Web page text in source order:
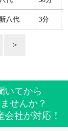
新八代 3分
>
いてから
せんか？
社が対応！